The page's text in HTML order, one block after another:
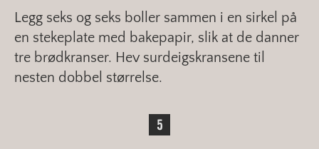
Legg seks og seks boller sammen i en sirkel på
en stekeplate med bakepapir, slik at de danner
tre brødkranser. Hev surdeigskransene til
nesten dobbel størrelse.